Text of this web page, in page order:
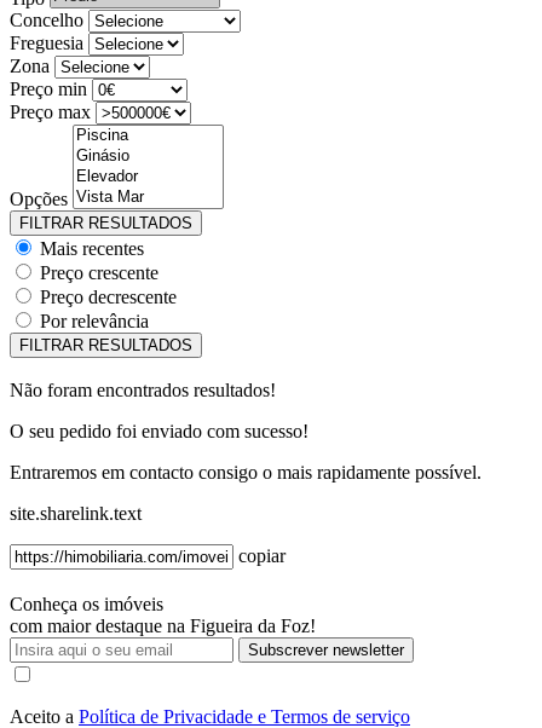
Concelho
Freguesia
Zona
Preço min
Preço max
Opções
Mais recentes
Preço crescente
Preço decrescente
Por relevância
Não foram encontrados resultados!
O seu pedido foi enviado com sucesso!
Entraremos em contacto consigo o mais rapidamente possível.
site.sharelink.text
copiar
Conheça os imóveis
com maior destaque na Figueira da Foz!
Subscrever newsletter
Aceito a Política de Privacidade e Termos de serviço